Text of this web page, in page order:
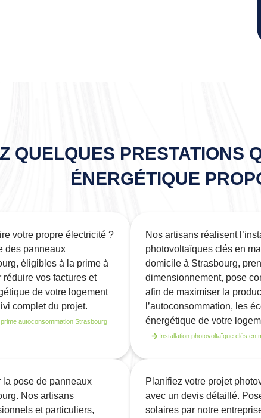
QUELQUES PRESTATIONS
ÉNERGÉTIQUE
votre propre électricité ?
des panneaux
éligibles à la prime à
réduire vos factures et
de votre logement
complet du projet.
autoconsommation Strasbourg
Nos artisans réalisent
photovoltaïques clés en
domicile à Strasbourg,
dimensionnement, pose
afin de maximiser la
l’autoconsommation, les
énergétique de votre
Installation photovoltaïque clés en
la pose de panneaux
Nos artisans
et particuliers,
Planifiez votre projet
avec un devis détaillé.
solaires par notre